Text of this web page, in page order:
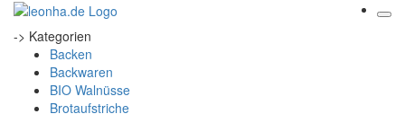
-> Kategorien
Backen
Backwaren
BIO Walnüsse
Brotaufstriche